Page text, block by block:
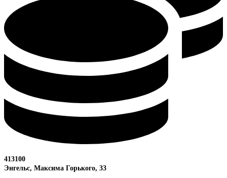
413100
Энгельс, Максима Горького, 33